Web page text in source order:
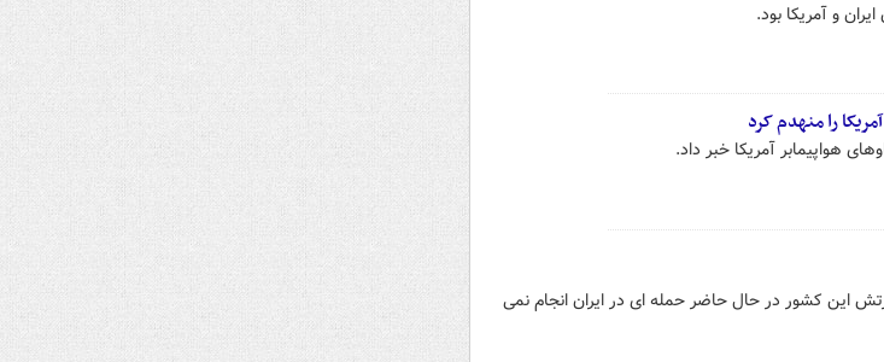
و آمریکا بود.
را منهدم کرد
هواپیمابر آمریکا خبر داد.
این کشور در حال حاضر حمله ای در ایران انجام نمی